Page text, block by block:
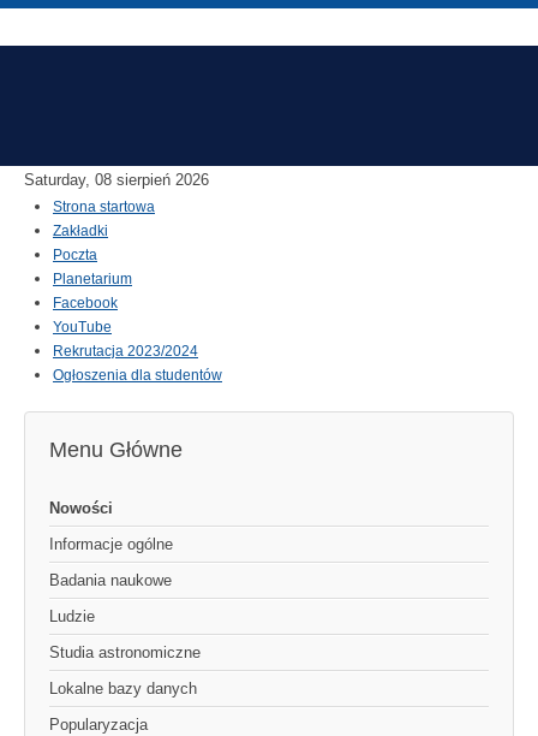
Saturday, 08 sierpień 2026
Strona startowa
Zakładki
Poczta
Planetarium
Facebook
YouTube
Rekrutacja 2023/2024
Ogłoszenia dla studentów
Menu Główne
Nowości
Informacje ogólne
Badania naukowe
Ludzie
Studia astronomiczne
Lokalne bazy danych
Popularyzacja